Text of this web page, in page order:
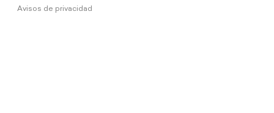
Avisos de privacidad